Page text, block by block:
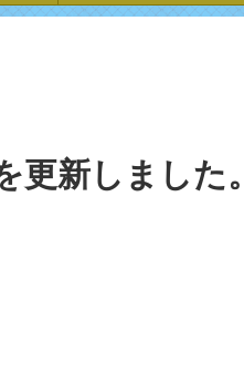
更新しました。